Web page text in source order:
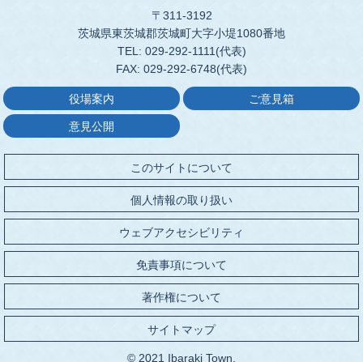
〒311-3192
茨城県東茨城郡茨城町大字小堤1080番地
TEL: 029-292-1111(代表)
FAX: 029-292-6748(代表)
役場案内 ご意見箱
意見公開
このサイトについて
個人情報の取り扱い
ウェブアクセシビリティ
免責事項について
著作権について
サイトマップ
© 2021 Ibaraki Town.